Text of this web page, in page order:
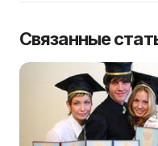
Связанные